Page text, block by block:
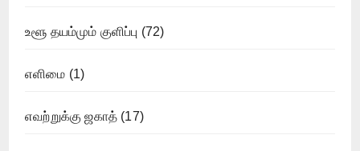
உளூ தயம்மும் குளிப்பு (72)
எளிமை (1)
எவற்றுக்கு ஜகாத் (17)